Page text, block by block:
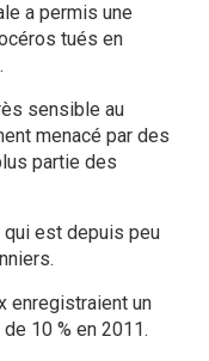
a permis une
tués en
sensible au
menacé par des
partie des
qui est depuis peu
enregistraient un
10 % en 2011.